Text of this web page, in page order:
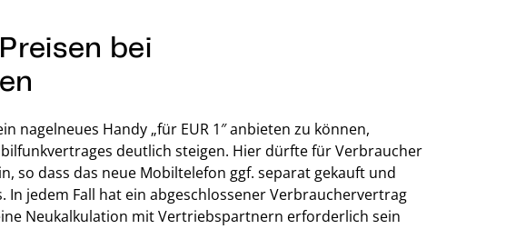
bei
nagelneues Handy „für EUR 1″ anbieten zu können,
deutlich steigen. Hier dürfte für Verbraucher
so dass das neue Mobiltelefon ggf. separat gekauft und
In jedem Fall hat ein abgeschlossener Verbrauchervertrag
Neukalkulation mit Vertriebspartnern erforderlich sein